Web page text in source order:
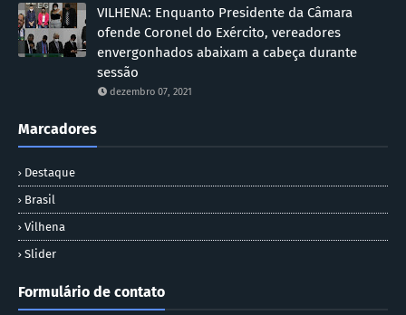
VILHENA: Enquanto Presidente da Câmara
ofende Coronel do Exército, vereadores
envergonhados abaixam a cabeça durante
sessão
dezembro 07, 2021
Marcadores
Destaque
Brasil
Vilhena
Slider
Formulário de contato